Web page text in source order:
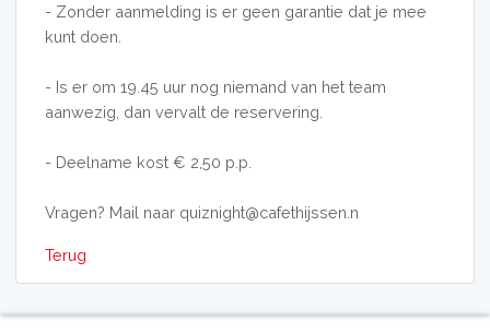
- Zonder aanmelding is er geen garantie dat je mee
kunt doen.
- Is er om 19.45 uur nog niemand van het team
aanwezig, dan vervalt de reservering.
- Deelname kost € 2,50 p.p.
Vragen? Mail naar quiznight@cafethijssen.n
Terug